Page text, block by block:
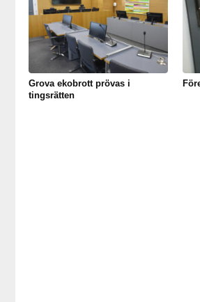
Grova ekobrott prövas i
tingsrätten